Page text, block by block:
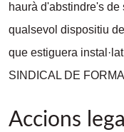
haurà d'abstindre's
qualsevol dispositiu
que estiguera
SINDICAL DE
Accions